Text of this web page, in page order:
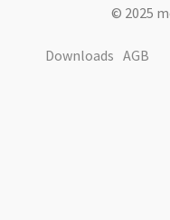
© 2025
Downloads AGB